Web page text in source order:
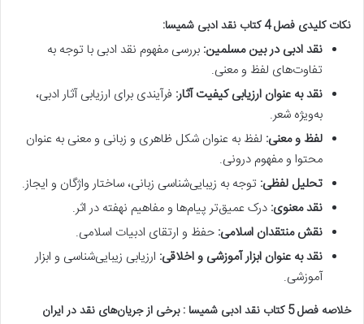
نکات کلیدی فصل 4 کتاب نقد ادبی شمیسا:
نقد ادبی در بین مسلمین: بررسی مفهوم نقد ادبی با توجه به
تفاوت‌های لفظ و معنی.
نقد به عنوان ارزیابی کیفیت آثار: فرآیندی برای ارزیابی آثار ادبی،
به‌ویژه شعر.
لفظ و معنی: لفظ به عنوان شکل ظاهری و زبانی و معنی به عنوان
محتوا و مفهوم درونی.
تحلیل لفظی: توجه به زیبایی‌شناسی زبانی، ساختار واژگان و ایجاز.
نقد معنوی: درک عمیق‌تر پیام‌ها و مفاهیم نهفته در اثر.
نقش منتقدان اسلامی: حفظ و ارتقای ادبیات اسلامی.
نقد به عنوان ابزار آموزشی و اخلاقی: ارزیابی زیبایی‌شناسی و ابزار
آموزشی.
خلاصه فصل 5 کتاب نقد ادبی شمیسا : برخی از جریان‌های نقد در ایران